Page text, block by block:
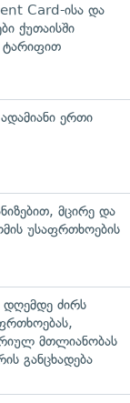
Card-ისა და
ქუთაისში
ტარიფით
ერთი
მცირე და
უსაფრთხოების
დღემდე ძირს
მთლიანობას
განცხადება